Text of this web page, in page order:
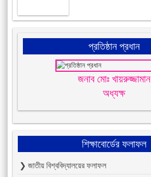
প্রতিষ্ঠান প্রধান
জনাব মোঃ খায়রুজ্জামান
অধ্যক্ষ
শিক্ষাবোর্ডের ফলাফল
❯ জাতীয় বিশ্ববিদ্যালয়ের ফলাফল